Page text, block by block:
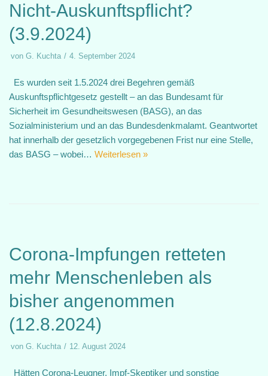
Nicht-Auskunftspflicht?
(3.9.2024)
von G. Kuchta 4. September 2024
Es wurden seit 1.5.2024 drei Begehren gemäß
Auskunftspflichtgesetz gestellt – an das Bundesamt für
Sicherheit im Gesundheitswesen (BASG), an das
Sozialministerium und an das Bundesdenkmalamt. Geantwortet
hat innerhalb der gesetzlich vorgegebenen Frist nur eine Stelle,
das BASG – wobei… Weiterlesen »
Corona-Impfungen retteten
mehr Menschenleben als
bisher angenommen
(12.8.2024)
von G. Kuchta 12. August 2024
Hätten Corona-Leugner, Impf-Skeptiker und sonstige